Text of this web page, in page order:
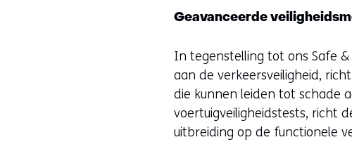
Geavanceerde
In tegenstelling tot ons Safe
aan de verkeersveiligheid,
die kunnen leiden tot schade
voertuigveiligheidstests, richt
uitbreiding op de functionele